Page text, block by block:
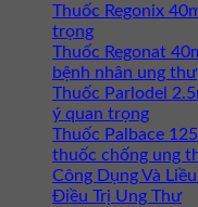
Thuốc Regonix
trọng
Thuốc Regonat
bệnh nhân ung thư
Thuốc Parlodel
ý quan trọng
Thuốc Palbace
thuốc chống ung
Công Dụng Và
Điều Trị Ung Thư